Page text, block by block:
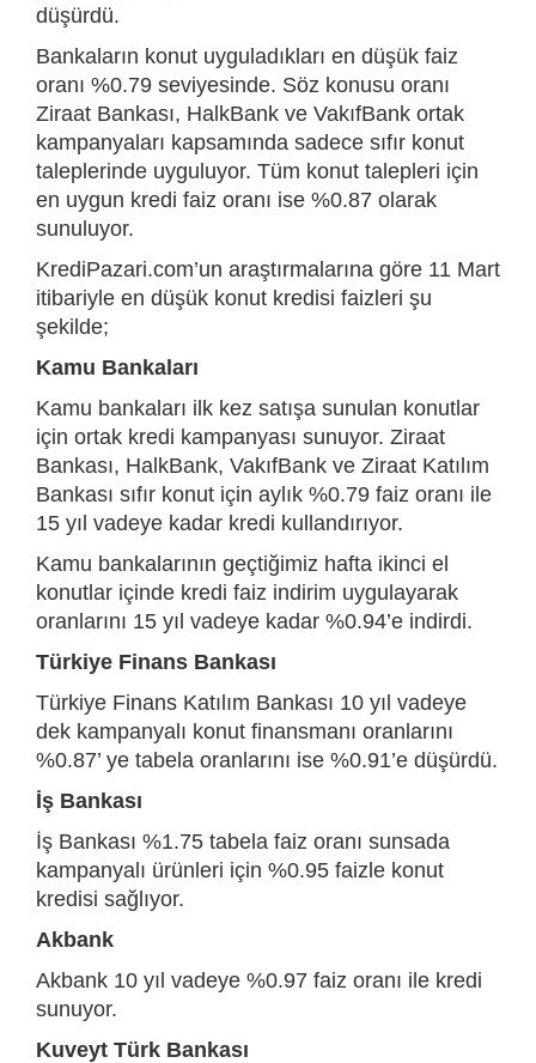
düşürdü.
Bankaların konut uyguladıkları en düşük faiz
oranı %0.79 seviyesinde. Söz konusu oranı
Ziraat Bankası, HalkBank ve VakıfBank ortak
kampanyaları kapsamında sadece sıfır konut
taleplerinde uyguluyor. Tüm konut talepleri için
en uygun kredi faiz oranı ise %0.87 olarak
sunuluyor.
KrediPazari.com’un araştırmalarına göre 11 Mart
itibariyle en düşük konut kredisi faizleri şu
şekilde;
Kamu Bankaları
Kamu bankaları ilk kez satışa sunulan konutlar
için ortak kredi kampanyası sunuyor. Ziraat
Bankası, HalkBank, VakıfBank ve Ziraat Katılım
Bankası sıfır konut için aylık %0.79 faiz oranı ile
15 yıl vadeye kadar kredi kullandırıyor.
Kamu bankalarının geçtiğimiz hafta ikinci el
konutlar içinde kredi faiz indirim uygulayarak
oranlarını 15 yıl vadeye kadar %0.94’e indirdi.
Türkiye Finans Bankası
Türkiye Finans Katılım Bankası 10 yıl vadeye
dek kampanyalı konut finansmanı oranlarını
%0.87’ ye tabela oranlarını ise %0.91’e düşürdü.
İş Bankası
İş Bankası %1.75 tabela faiz oranı sunsada
kampanyalı ürünleri için %0.95 faizle konut
kredisi sağlıyor.
Akbank
Akbank 10 yıl vadeye %0.97 faiz oranı ile kredi
sunuyor.
Kuveyt Türk Bankası